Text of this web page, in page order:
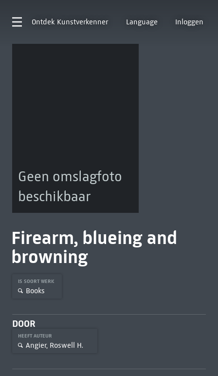
Ontdek Kunstverkenner Language Inloggen
Geen omslagfoto
beschikbaar
Firearm, blueing and
browning
IS SOORT WERK
Books
DOOR
HEEFT AUTEUR
Angier, Roswell H.